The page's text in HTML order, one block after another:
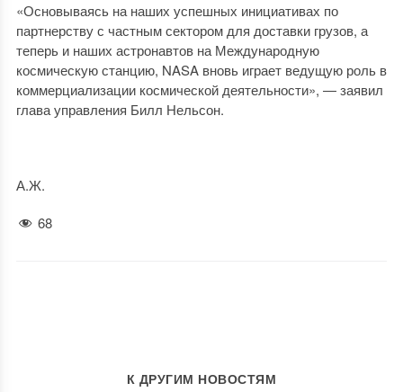
«Основываясь на наших успешных инициативах по
партнерству с частным сектором для доставки грузов, а
теперь и наших астронавтов на Международную
космическую станцию, NASA вновь играет ведущую роль в
коммерциализации космической деятельности», — заявил
глава управления Билл Нельсон.
А.Ж.
68
К ДРУГИМ НОВОСТЯМ